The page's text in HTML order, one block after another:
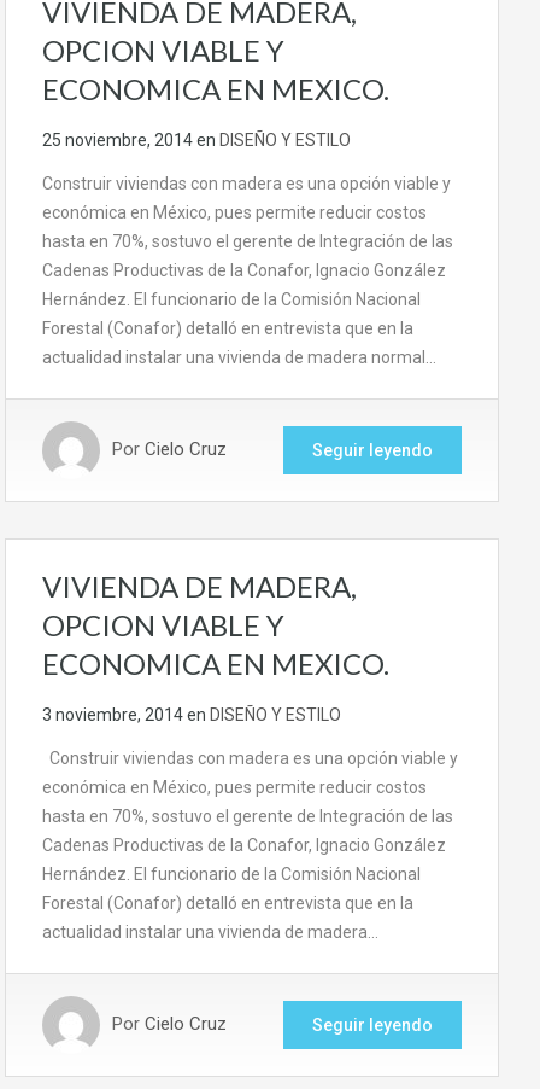
VIVIENDA DE MADERA,
OPCION VIABLE Y
ECONOMICA EN MEXICO.
25 noviembre, 2014en DISEÑO Y ESTILO
Construir viviendas con madera es una opción viable y
económica en México, pues permite reducir costos
hasta en 70%, sostuvo el gerente de Integración de las
Cadenas Productivas de la Conafor, Ignacio González
Hernández. El funcionario de la Comisión Nacional
Forestal (Conafor) detalló en entrevista que en la
actualidad instalar una vivienda de madera normal…
Por Cielo Cruz Seguir leyendo
VIVIENDA DE MADERA,
OPCION VIABLE Y
ECONOMICA EN MEXICO.
3 noviembre, 2014en DISEÑO Y ESTILO
Construir viviendas con madera es una opción viable y
económica en México, pues permite reducir costos
hasta en 70%, sostuvo el gerente de Integración de las
Cadenas Productivas de la Conafor, Ignacio González
Hernández. El funcionario de la Comisión Nacional
Forestal (Conafor) detalló en entrevista que en la
actualidad instalar una vivienda de madera…
Por Cielo Cruz Seguir leyendo